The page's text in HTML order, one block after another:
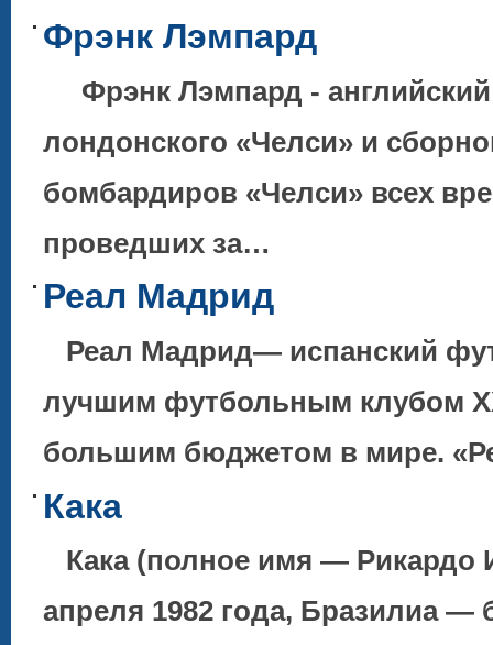
Фрэнк Лэмпард
Фрэнк Лэмпард -
лондонского «Челси» и
бомбардиров «Челси» всех
проведших за…
Реал Мадрид
Реал Мадрид— испанский
лучшим футбольным клубом
большим бюджетом в мире.
Кака
Кака (полное имя — Рикардо
апреля 1982 года, Бразилиа —